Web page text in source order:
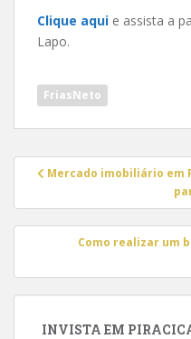
Clique aqui e assista a
Lapo.
FriasNeto
Navegação
Post
Mercado imobiliário em
Como realizar um
INVISTA EM